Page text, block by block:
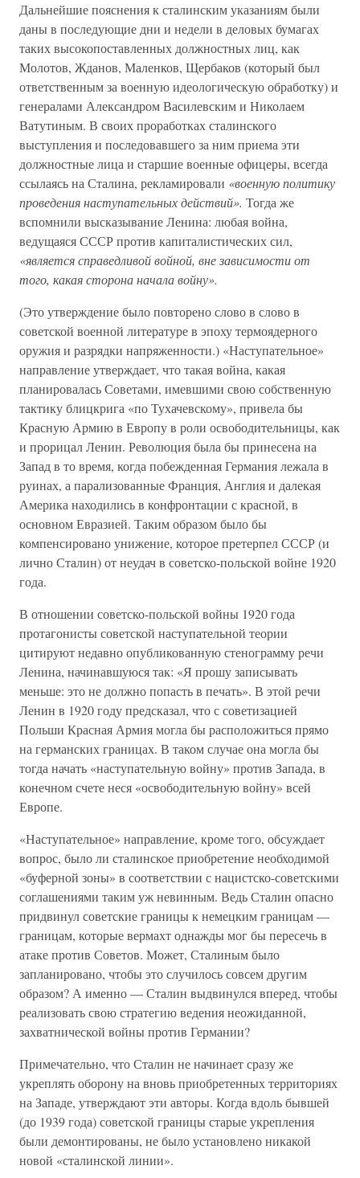
Дальнейшие пояснения к сталинским указаниям были
даны в последующие дни и недели в деловых бумагах
таких высокопоставленных должностных лиц, как
Молотов, Жданов, Маленков, Щербаков (который был
ответственным за военную идеологическую обработку) и
генералами Александром Василевским и Николаем
Ватутиным. В своих проработках сталинского
выступления и последовавшего за ним приема эти
должностные лица и старшие военные офицеры, всегда
ссылаясь на Сталина, рекламировали «военную политику
проведения наступательных действий». Тогда же
вспомнили высказывание Ленина: любая война,
ведущаяся СССР против капиталистических сил,
«является справедливой войной, вне зависимости от
того, какая сторона начала войну».
(Это утверждение было повторено слово в слово в
советской военной литературе в эпоху термоядерного
оружия и разрядки напряженности.) «Наступательное»
направление утверждает, что такая война, какая
планировалась Советами, имевшими свою собственную
тактику блицкрига «по Тухачевскому», привела бы
Красную Армию в Европу в роли освободительницы, как
и прорицал Ленин. Революция была бы принесена на
Запад в то время, когда побежденная Германия лежала в
руинах, а парализованные Франция, Англия и далекая
Америка находились в конфронтации с красной, в
основном Евразией. Таким образом было бы
компенсировано унижение, которое претерпел СССР (и
лично Сталин) от неудач в советско-польской войне 1920
года.
В отношении советско-польской войны 1920 года
протагонисты советской наступательной теории
цитируют недавно опубликованную стенограмму речи
Ленина, начинавшуюся так: «Я прошу записывать
меньше: это не должно попасть в печать». В этой речи
Ленин в 1920 году предсказал, что с советизацией
Польши Красная Армия могла бы расположиться прямо
на германских границах. В таком случае она могла бы
тогда начать «наступательную войну» против Запада, в
конечном счете неся «освободительную войну» всей
Европе.
«Наступательное» направление, кроме того, обсуждает
вопрос, было ли сталинское приобретение необходимой
«буферной зоны» в соответствии с нацистско-советскими
соглашениями таким уж невинным. Ведь Сталин опасно
придвинул советские границы к немецким границам —
границам, которые вермахт однажды мог бы пересечь в
атаке против Советов. Может, Сталиным было
запланировано, чтобы это случилось совсем другим
образом? А именно — Сталин выдвинулся вперед, чтобы
реализовать свою стратегию ведения неожиданной,
захватнической войны против Германии?
Примечательно, что Сталин не начинает сразу же
укреплять оборону на вновь приобретенных территориях
на Западе, утверждают эти авторы. Когда вдоль бывшей
(до 1939 года) советской границы старые укрепления
были демонтированы, не было установлено никакой
новой «сталинской линии».